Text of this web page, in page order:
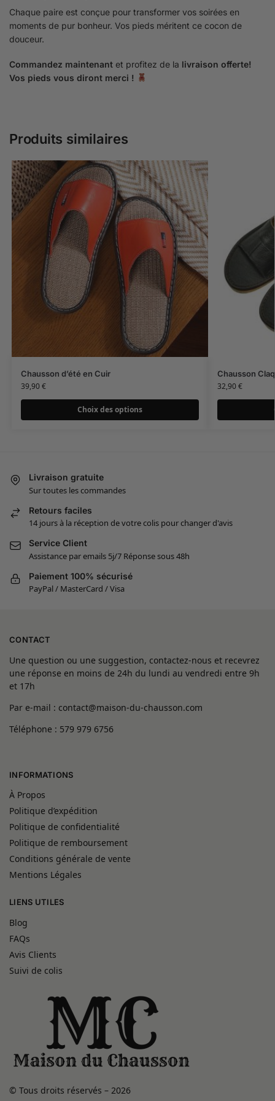
Chaque paire est conçue pour transformer vos soirées en
moments de pur bonheur. Vos pieds méritent ce cocon de
douceur.
Commandez maintenant et profitez de la livraison offerte!
Vos pieds vous diront merci !
Produits similaires
Chausson d’été en Cuir
39,90€
Choix des options
Chausson
32,90€
Livraison gratuite
Sur toutes les commandes
Retours faciles
14 jours à la réception de votre colis pour changer d'avis
Service Client
Assistance par emails 5j/7 Réponse sous 48h
Paiement 100% sécurisé
PayPal / MasterCard / Visa
CONTACT
Une question ou une suggestion, contactez-nous et recevrez
une réponse en moins de 24h du lundi au vendredi entre 9h
et 17h
Par e-mail : contact@maison-du-chausson.com
Téléphone : 579 979 6756
INFORMATIONS
À Propos
Politique d’expédition
Politique de confidentialité
Politique de remboursement
Conditions générale de vente
Mentions Légales
LIENS UTILES
Blog
FAQs
Avis Clients
Suivi de colis
© Tous droits réservés – 2026